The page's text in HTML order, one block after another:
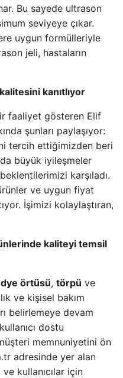
Bu sayede ultrason
seviyeye çıkar.
uygun formülleriyle
jeli, hastaların
kanıtlıyor
faaliyet gösteren Elif
şunları paylaşıyor:
tercih ettiğimizden beri
büyük iyileşmeler
karşıladı.
ve uygun fiyat
İşimizi kolaylaştıran,
kaliteyi temsil
örtüsü, törpü ve
ve kişisel bakım
belirlemeye devam
dostu
memnuniyetini ön
adresinde yer alan
kullanıcılar için